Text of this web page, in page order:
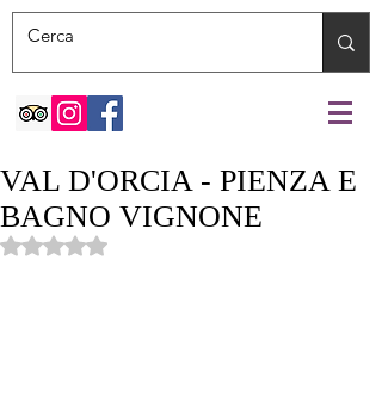
VAL D'ORCIA - PIENZA E
BAGNO VIGNONE
Valutazione NaN stelle su 5.